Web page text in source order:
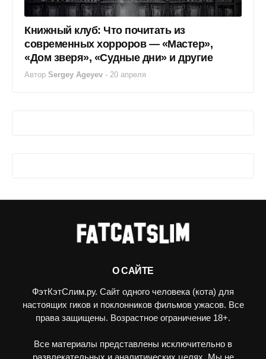
Книжный клуб: Что почитать из
современных хорроров — «Мастер»,
«Дом зверя», «Судные дни» и другие
Автор Sergey Ageyev - 20 апреля
О САЙТЕ
ФэтКэтСлим.ру. Сайт одного человека (кота) для
настоящих гиков и поклонников фильмов ужасов. Все
права защищены. Возрастное ограничение 18+.
Все материалы представлены исключительно в
развлекательных и аналитических целях. Мы не